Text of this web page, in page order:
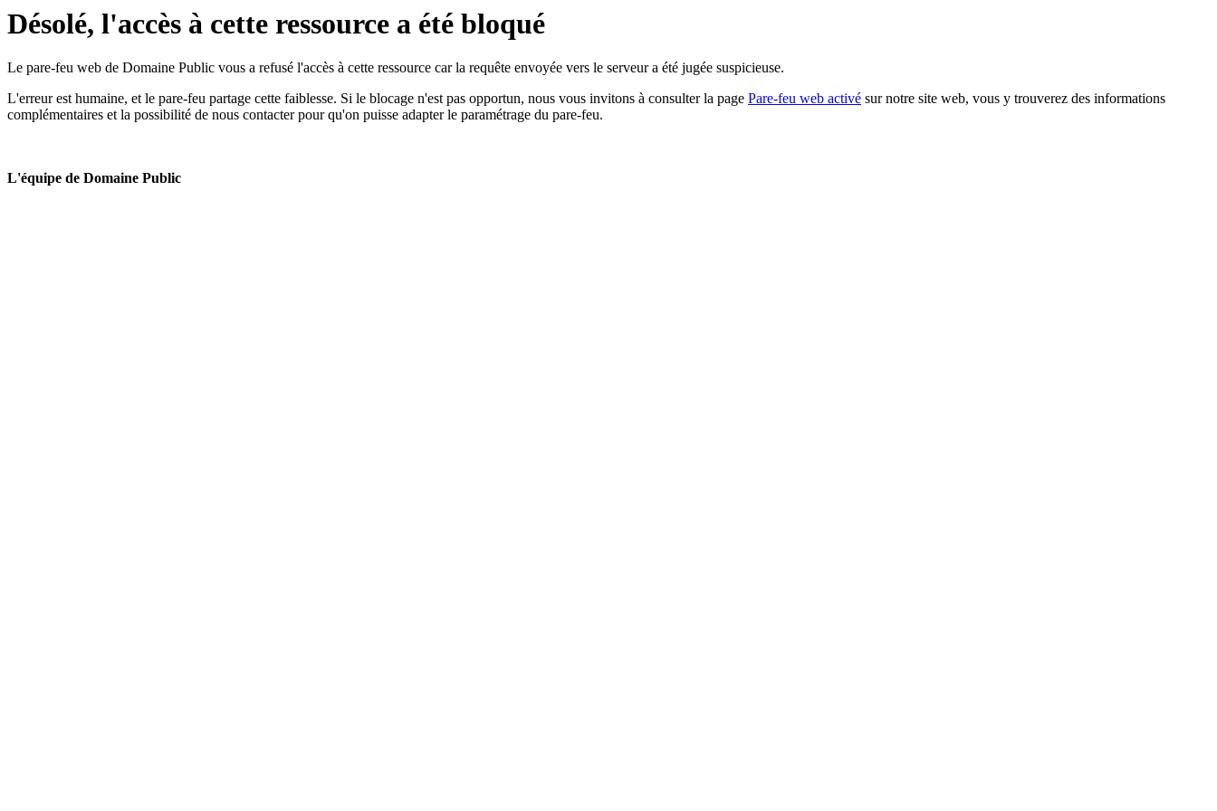
Désolé, l'accès à cette ressource a été bloqué
Le pare-feu web de Domaine Public vous a refusé l'accès à cette ressource car la requête envoyée vers le serveur a été jugée suspicieuse.
L'erreur est humaine, et le pare-feu partage cette faiblesse. Si le blocage n'est pas opportun, nous vous invitons à consulter la page Pare-feu web activé sur notre site web, vous y trouverez des informations
complémentaires et la possibilité de nous contacter pour qu'on puisse adapter le paramétrage du pare-feu.
L'équipe de Domaine Public